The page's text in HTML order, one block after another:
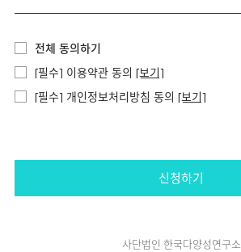
전체 동의하기
[필수] 이용약관 동의 [보기]
[필수] 개인정보처리방침 동의 [보기]
신청하기
사단법인 한국다양성연구소